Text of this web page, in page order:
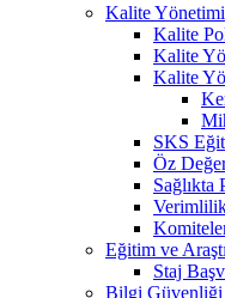
Kalite Yönetimi
Kalite
Kalite
Kalite
SKS
Öz
Sağlıkta
Eğitim ve
Staj
Bilgi Güvenliği